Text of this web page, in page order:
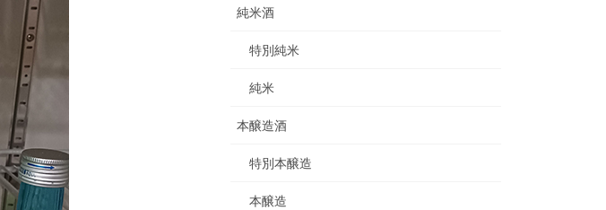
純米酒
特別純米
純米
本醸造酒
特別本醸造
本醸造